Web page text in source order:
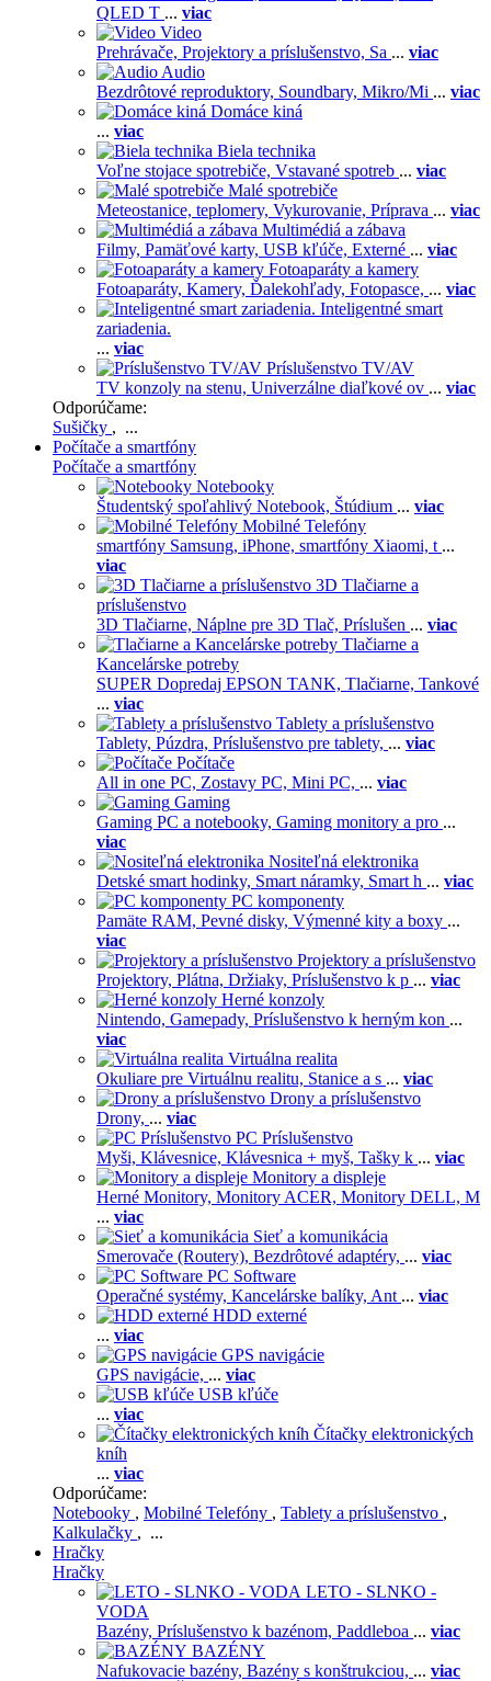
QLED T ... viac
Video
Prehrávače, Projektory a príslušenstvo, Sa ... viac
Audio
Bezdrôtové reproduktory, Soundbary, Mikro/Mi ... viac
Domáce kiná
... viac
Biela technika
Voľne stojace spotrebiče, Vstavané spotreb ... viac
Malé spotrebiče
Meteostanice, teplomery, Vykurovanie, Príprava ... viac
Multimédiá a zábava
Filmy, Pamäťové karty, USB kľúče, Externé ... viac
Fotoaparáty a kamery
Fotoaparáty, Kamery, Ďalekohľady, Fotopasce, ... viac
Inteligentné smart
zariadenia.
... viac
Príslušenstvo TV/AV
TV konzoly na stenu, Univerzálne diaľkové ov ... viac
Odporúčame:
Sušičky , ...
Počítače a smartfóny
Počítače a smartfóny
Notebooky
Študentský spoľahlivý Notebook, Štúdium ... viac
Mobilné Telefóny
smartfóny Samsung, iPhone, smartfóny Xiaomi, t ...
viac
3D Tlačiarne a
príslušenstvo
3D Tlačiarne, Náplne pre 3D Tlač, Príslušen ... viac
Tlačiarne a
Kancelárske potreby
SUPER Dopredaj EPSON TANK, Tlačiarne, Tankové
... viac
Tablety a príslušenstvo
Tablety, Púzdra, Príslušenstvo pre tablety, ... viac
Počítače
All in one PC, Zostavy PC, Mini PC, ... viac
Gaming
Gaming PC a notebooky, Gaming monitory a pro ...
viac
Nositeľná elektronika
Detské smart hodinky, Smart náramky, Smart h ... viac
PC komponenty
Pamäte RAM, Pevné disky, Výmenné kity a boxy ...
viac
Projektory a príslušenstvo
Projektory, Plátna, Držiaky, Príslušenstvo k p ... viac
Herné konzoly
Nintendo, Gamepady, Príslušenstvo k herným kon ...
viac
Virtuálna realita
Okuliare pre Virtuálnu realitu, Stanice a s ... viac
Drony a príslušenstvo
Drony, ... viac
PC Príslušenstvo
Myši, Klávesnice, Klávesnica + myš, Tašky k ... viac
Monitory a displeje
Herné Monitory, Monitory ACER, Monitory DELL, M
... viac
Sieť a komunikácia
Smerovače (Routery), Bezdrôtové adaptéry, ... viac
PC Software
Operačné systémy, Kancelárske balíky, Ant ... viac
HDD externé
... viac
GPS navigácie
GPS navigácie, ... viac
USB kľúče
... viac
Čítačky elektronických
kníh
... viac
Odporúčame:
Notebooky , Mobilné Telefóny , Tablety a príslušenstvo ,
Kalkulačky , ...
Hračky
Hračky
LETO - SLNKO -
VODA
Bazény, Príslušenstvo k bazénom, Paddleboa ... viac
BAZÉNY
Nafukovacie bazény, Bazény s konštrukciou, ... viac